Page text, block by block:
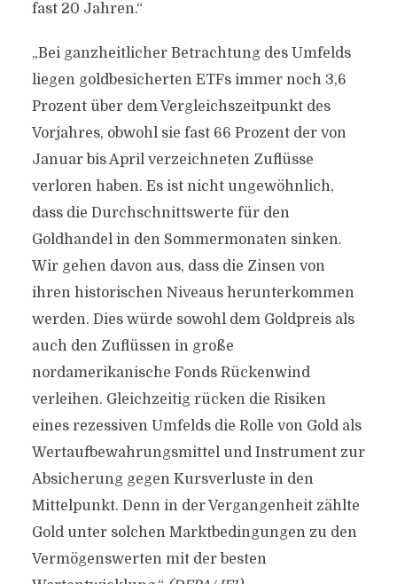
fast 20 Jahren.“
„Bei ganzheitlicher Betrachtung des Umfelds
liegen goldbesicherten ETFs immer noch 3,6
Prozent über dem Vergleichszeitpunkt des
Vorjahres, obwohl sie fast 66 Prozent der von
Januar bis April verzeichneten Zuflüsse
verloren haben. Es ist nicht ungewöhnlich,
dass die Durchschnittswerte für den
Goldhandel in den Sommermonaten sinken.
Wir gehen davon aus, dass die Zinsen von
ihren historischen Niveaus herunterkommen
werden. Dies würde sowohl dem Goldpreis als
auch den Zuflüssen in große
nordamerikanische Fonds Rückenwind
verleihen. Gleichzeitig rücken die Risiken
eines rezessiven Umfelds die Rolle von Gold als
Wertaufbewahrungsmittel und Instrument zur
Absicherung gegen Kursverluste in den
Mittelpunkt. Denn in der Vergangenheit zählte
Gold unter solchen Marktbedingungen zu den
Vermögenswerten mit der besten